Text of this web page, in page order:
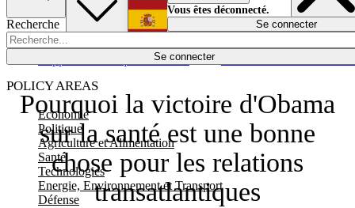
Recherche
Se connecter
POLICY AREAS
Economie
Politique
Agriculture et Alimentation
Santé
Technologies
Energie, Environnement et Transport
Défense
Économie
Español
Vous êtes déconnecté.
Se connecter
Pourquoi la victoire d'Obama
sur la santé est une bonne
chose pour les relations
transatlantiques